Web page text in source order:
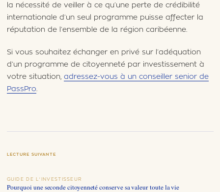
la nécessité de veiller à ce qu’une perte de crédibilité
internationale d’un seul programme puisse affecter la
réputation de l’ensemble de la région caribéenne.
Si vous souhaitez échanger en privé sur l’adéquation
d’un programme de citoyenneté par investissement à
votre situation, adressez-vous à un conseiller senior de
PassPro
LECTURE SUIVANTE
GUIDE DE L'INVESTISSEUR
Pourquoi une seconde citoyenneté conserve sa valeur toute la vie